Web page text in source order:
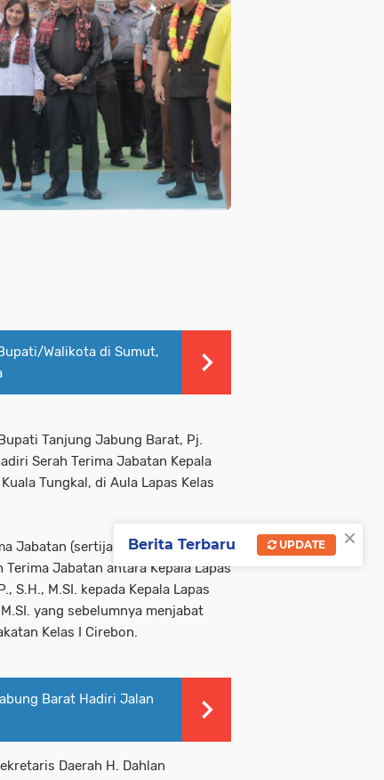
Walikota di Sumut,
Tanjung Jabung Barat, Pj.
Serah Terima Jabatan Kepala
Tungkal, di Aula Lapas Kelas
Jabatan (sertijab) ditandai dengan
Jabatan antara Kepala Lapas
S.H., M.SI. kepada Kepala Lapas
yang sebelumnya menjabat
Kelas I Cirebon.
Barat Hadiri Jalan
Daerah H. Dahlan
×
Berita Terbaru UPDATE